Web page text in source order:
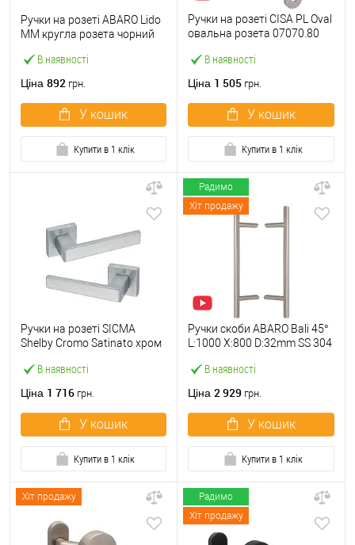
В наявності
Ручки на розеті ABARO Lido
MM кругла розета чорний
Ціна 892 грн.
У кошик
Купити в 1 клік
В наявності
Ручки на розеті CISA PL Oval
овальна розета 07070.80
Ціна 1 505 грн.
У кошик
Купити в 1 клік
В наявності
Ручки на розеті SICMA
Shelby Cromo Satinato хром
Ціна 1 716 грн.
У кошик
Купити в 1 клік
Радимо
Хіт продажу
В наявності
Ручки скоби ABARO Bali 45°
L:1000 X:800 D:32mm SS 304
Ціна 2 929 грн.
У кошик
Купити в 1 клік
Хіт продажу
Радимо
Хіт продажу